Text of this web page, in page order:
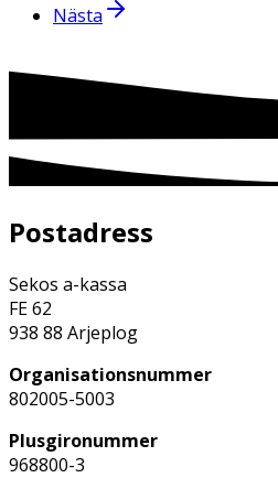
Nästa
Postadress
Sekos a-kassa
FE 62
938 88 Arjeplog
Organisationsnummer
802005-5003
Plusgironummer
968800-3